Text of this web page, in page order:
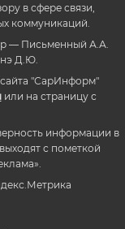
в сфере связи,
коммуникаций.
— Письменный А.А.
Д.Ю.
"СарИнформ"
или на страницу с
информации в
с пометкой